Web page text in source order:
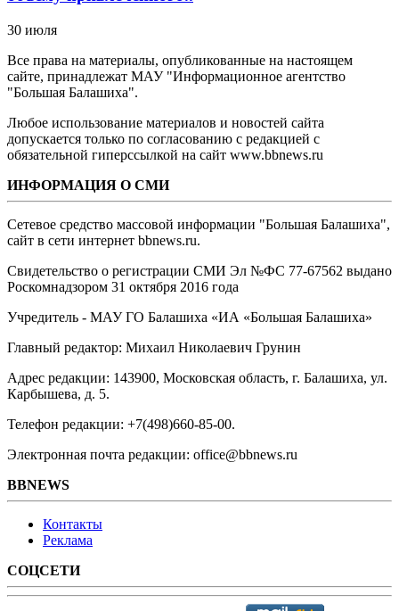
30 июля
Все права на материалы, опубликованные на настоящем
сайте, принадлежат МАУ "Информационное агентство
"Большая Балашиха".
Любое использование материалов и новостей сайта
допускается только по согласованию с редакцией с
обязательной гиперссылкой на сайт www.bbnews.ru
ИНФОРМАЦИЯ О СМИ
Сетевое средство массовой информации "Большая Балашиха",
сайт в сети интернет bbnews.ru.
Свидетельство о регистрации СМИ Эл №ФС ‎77-67562 выдано
Роскомнадзором 31 октября 2016 года
Учредитель - МАУ ГО Балашиха «ИА «Большая Балашиха»
Главный редактор: Михаил Николаевич Грунин
Адрес редакции: 143900, Московская область, г. Балашиха, ул.
Карбышева, д. 5.
Телефон редакции: +7(498)660-85-00.
Электронная почта редакции: office@bbnews.ru
BBNEWS
Контакты
Реклама
СОЦСЕТИ